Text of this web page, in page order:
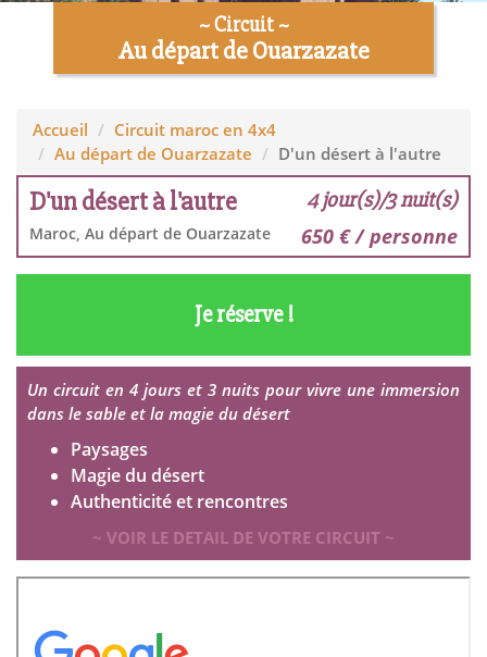
~ Circuit ~
Au départ de Ouarzazate
Accueil
Circuit maroc en 4x4
Au départ de Ouarzazate
D'un désert à l'autre
D'un désert à l'autre 4 jour(s)/3 nuit(s)
Maroc, Au départ de Ouarzazate 650 € / personne
Je réserve !
Un circuit en 4 jours et 3 nuits pour vivre une immersion
dans le sable et la magie du désert
Paysages
Magie du désert
Authenticité et rencontres
~ VOIR LE DETAIL DE VOTRE CIRCUIT ~